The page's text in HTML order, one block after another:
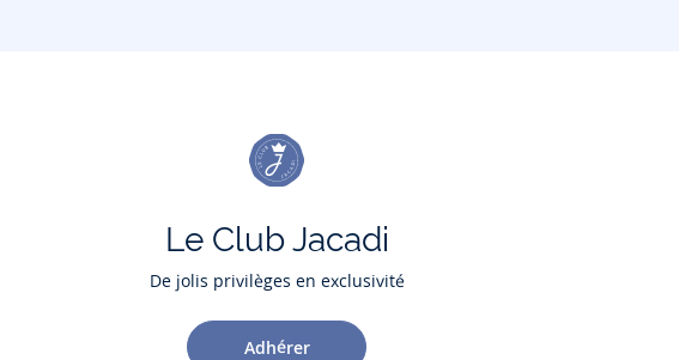
Le Club Jacadi
De jolis privilèges en exclusivité
Adhérer